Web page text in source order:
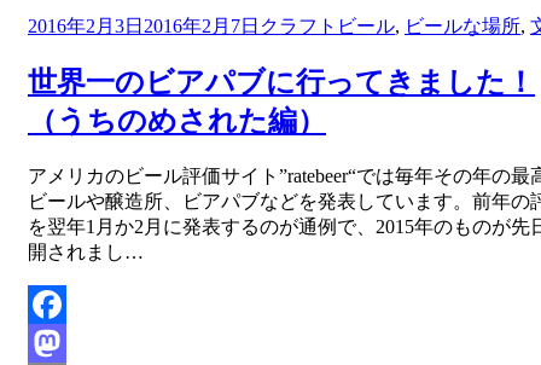
有
投
日:
2016年2月3日 2016年2月7日 クラフトビール, ビールな場所,
世界一のビアパブに行ってきました！
（うちのめされた編）
投稿者master
アメリカのビール評価サイト”ratebeer“では毎年その年の最
ビールや醸造所、ビアパブなどを発表しています。前年の
を翌年1月か2月に発表するのが通例で、2015年のものが先
開されまし…
Facebook